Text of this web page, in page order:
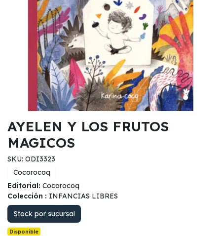
AYELEN Y LOS FRUTOS
MAGICOS
SKU: ODI3323
Cocorocoq
Editorial: Cocorocoq
Colección : INFANCIAS LIBRES
Stock por sucursal
Disponible